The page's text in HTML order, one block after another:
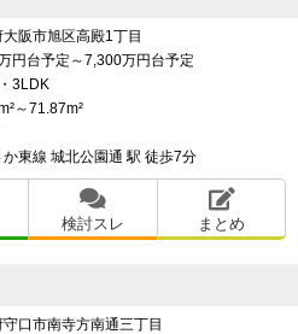
ービスなどを実施してくれ
ます。
るので仕方ない部分はあると
高いと感じます。
低く抑えられていますが、
みですので、注意が必要で
阪市旭区高殿1丁目
円台予定～7,300万円台予定
3LDK
～71.87m²
か東線 城北公園通 駅 徒歩7分
検討スレ まとめ
口市南寺方南通三丁目